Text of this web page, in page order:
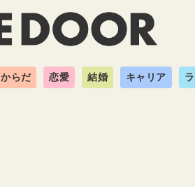
からだ 恋愛 結婚 キャリア